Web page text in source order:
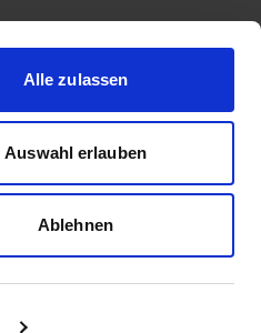
Alle zulassen
Auswahl erlauben
Ablehnen